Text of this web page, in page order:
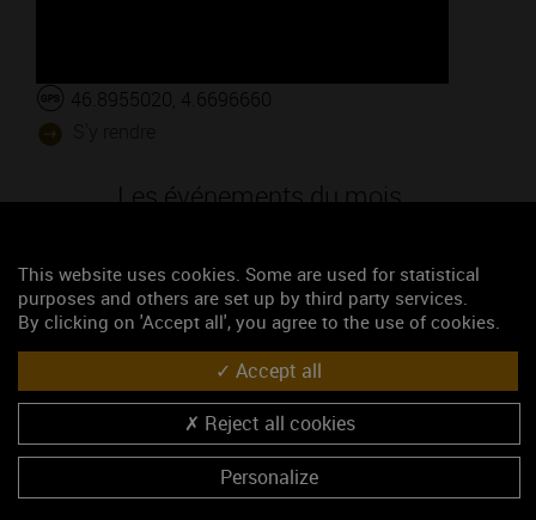
46.8955020, 4.6696660
Les événements du mois
L'appellation Mercurey fête ses 100 ans ! Dîner de gala "4 mains, 5
étoiles"
L'appellation Mercurey fête ses 100 ans ! Conférence historique.
Portes ouvertes au Domaine Gérard Tremblay
Du Côté des Maranges
A TÉLÉCHARGER
This website uses cookies. Some are used for statistical
purposes and others are set up by third party services.
By clicking on 'Accept all', you agree to the use of cookies.
Accept all
Reject all cookies
Personalize